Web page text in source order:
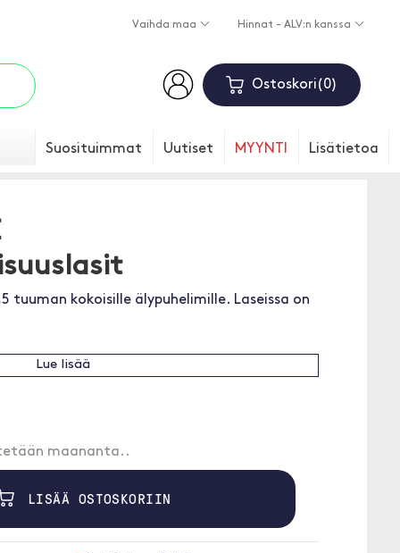
Vaihda maa Hinnat - ALV:n kanssa
Ostoskori 0
Suosituimmat Uutiset MYYNTI Lisätietoa
tuuman kokoisille älypuhelimille. Laseissa on
Lue lisää
maananta..
LISÄÄ OSTOSKORIIN